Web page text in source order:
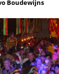
Boudewijns